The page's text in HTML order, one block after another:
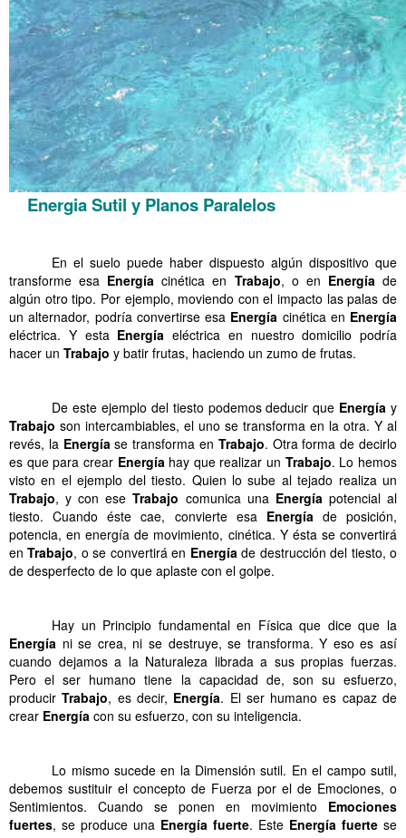
Energia Sutil y Planos Paralelos
En el suelo puede haber dispuesto algún dispositivo que
transforme esa Energía cinética en Trabajo, o en Energía de
algún otro tipo. Por ejemplo, moviendo con el impacto las palas de
un alternador, podría convertirse esa Energía cinética en Energía
eléctrica. Y esta Energía eléctrica en nuestro domicilio podría
hacer un Trabajo y batir frutas, haciendo un zumo de frutas.
De este ejemplo del tiesto podemos deducir que Energía y
Trabajo son intercambiables, el uno se transforma en la otra. Y al
revés, la Energía se transforma en Trabajo. Otra forma de decirlo
es que para crear Energía hay que realizar un Trabajo. Lo hemos
visto en el ejemplo del tiesto. Quien lo sube al tejado realiza un
Trabajo, y con eseTrabajo comunica una Energía potencial al
tiesto. Cuando éste cae, convierte esa Energía de posición,
potencia, en energía de movimiento, cinética. Y ésta se convertirá
enTrabajo, o se convertirá en Energía de destrucción del tiesto, o
de desperfecto de lo que aplaste con el golpe.
Hay un Principio fundamental en Física que dice que la
Energía ni se crea, ni se destruye, se transforma. Y eso es así
cuando dejamos a la Naturaleza librada a sus propias fuerzas.
Pero el ser humano tiene la capacidad de, son su esfuerzo,
producirTrabajo, es decir, Energía. El ser humano es capaz de
crear Energía con su esfuerzo, con su inteligencia.
Lo mismo sucede en la Dimensión sutil. En el campo sutil,
debemos sustituir el concepto de Fuerza por el de Emociones, o
Sentimientos. Cuando se ponen en movimiento Emociones
fuertes, se produce una Energía fuerte. Este Energía fuerte se